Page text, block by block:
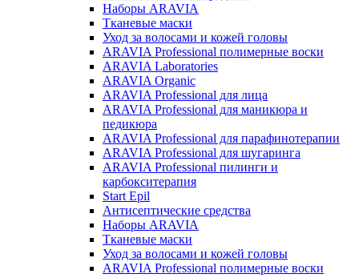
Наборы ARAVIA
Тканевые маски
Уход за волосами и кожей головы
ARAVIA Professional полимерные воски
ARAVIA Laboratories
ARAVIA Organic
ARAVIA Professional для лица
ARAVIA Professional для маникюра и
педикюра
ARAVIA Professional для парафинотерапии
ARAVIA Professional для шугаринга
ARAVIA Professional пилинги и
карбокситерапия
Start Epil
Антисептические средства
Наборы ARAVIA
Тканевые маски
Уход за волосами и кожей головы
ARAVIA Professional полимерные воски